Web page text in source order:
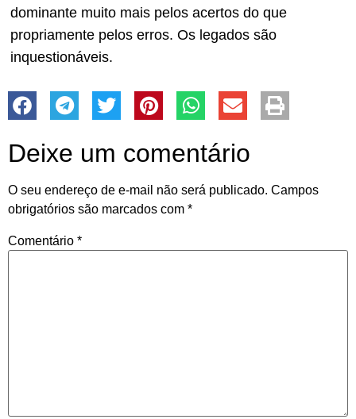
dominante muito mais pelos acertos do que
propriamente pelos erros. Os legados são
inquestionáveis.
Deixe um comentário
O seu endereço de e-mail não será publicado. Campos
obrigatórios são marcados com *
Comentário *